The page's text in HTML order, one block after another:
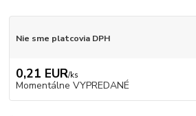
Nie sme platcovia DPH
0,21 EUR/ks
Momentálne VYPREDANÉ